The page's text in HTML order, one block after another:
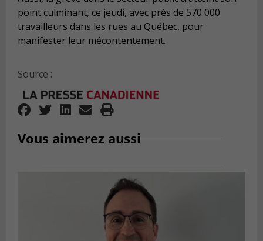
point culminant, ce jeudi, avec près de 570 000
travailleurs dans les rues au Québec, pour
manifester leur mécontentement.
Source :
Vous aimerez aussi